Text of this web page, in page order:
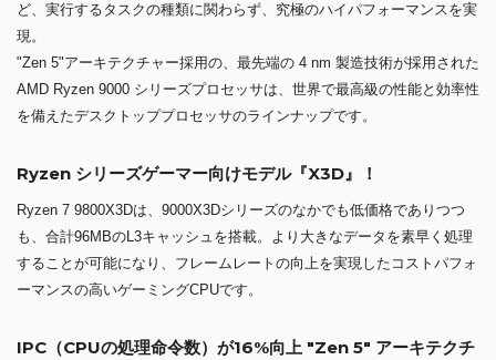
ど、実行するタスクの種類に関わらず、究極のハイパフォーマンスを実
現。
"Zen 5"アーキテクチャー採用の、最先端の 4 nm 製造技術が採用された
AMD Ryzen 9000 シリーズプロセッサは、世界で最高級の性能と効率性
を備えたデスクトッププロセッサのラインナップです。
Ryzen シリーズゲーマー向けモデル『X3D』！
Ryzen 7 9800X3Dは、9000X3Dシリーズのなかでも低価格でありつつ
も、合計96MBのL3キャッシュを搭載。より大きなデータを素早く処理
することが可能になり、フレームレートの向上を実現したコストパフォ
ーマンスの高いゲーミングCPUです。
IPC（CPUの処理命令数）が16%向上 "Zen 5" アーキテクチ